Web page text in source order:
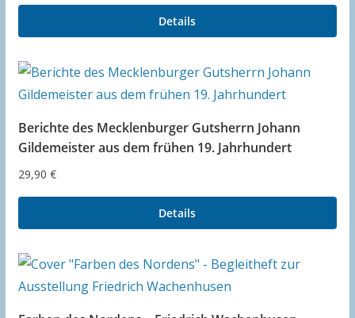
Details
Berichte des Mecklenburger Gutsherrn Johann
Gildemeister aus dem frühen 19. Jahrhundert
29,90 €
Details